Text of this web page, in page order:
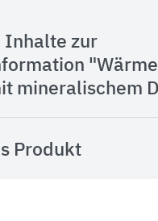
Inhalte zur
mineralischem
Produkt